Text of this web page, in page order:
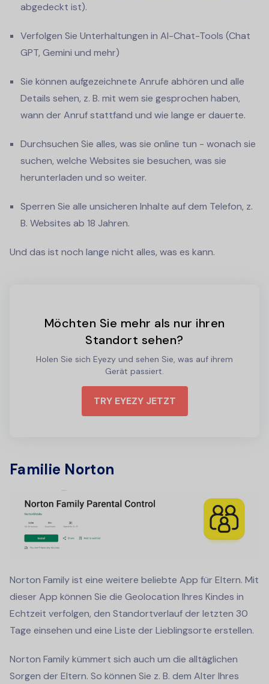
abgedeckt ist).
Verfolgen Sie Unterhaltungen in AI-Chat-Tools (Chat
GPT, Gemini und mehr)
Sie können aufgezeichnete Anrufe abhören und alle
Details sehen, z. B. mit wem sie gesprochen haben,
wann der Anruf stattfand und wie lange er dauerte.
Durchsuchen Sie alles, was sie online tun - wonach sie
suchen, welche Websites sie besuchen, was sie
herunterladen und so weiter.
Sperren Sie alle unsicheren Inhalte auf dem Telefon, z.
B. Websites ab 18 Jahren.
Und das ist noch lange nicht alles, was es kann.
Möchten Sie mehr als nur ihren
Standort sehen?
Holen Sie sich Eyezy und sehen Sie, was auf ihrem
Gerät passiert.
TRY EYEZY JETZT
Familie Norton
Norton Family ist eine weitere beliebte App für Eltern. Mit
dieser App können Sie die Geolocation Ihres Kindes in
Echtzeit verfolgen, den Standortverlauf der letzten 30
Tage einsehen und eine Liste der Lieblingsorte erstellen.
Norton Family kümmert sich auch um die alltäglichen
Sorgen der Eltern. So können Sie z. B. dem Alter Ihres